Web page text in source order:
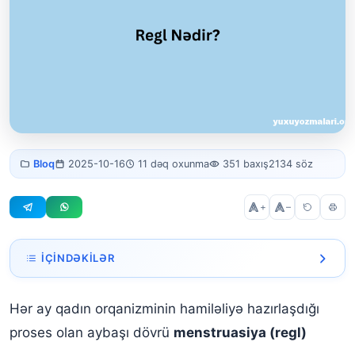
Regl
Nedir?
Bloq 2025-10-16 11 dəq oxunma 351 baxış2134 söz
+ –
İÇINDƏKILƏR
Aybaşı (Menstruasiya) Əlamətləri Hansılardır?
Hər ay qadın orqanizminin hamiləliyə hazırlaşdığı
proses olan aybaşı dövrü menstruasiya (regl)